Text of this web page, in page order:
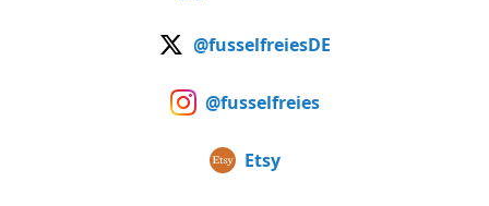
@fusselfreiesDE
@fusselfreies
Etsy